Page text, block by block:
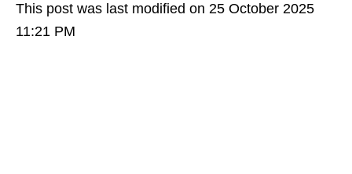
This post was last modified on 25 October 2025
11:21 PM